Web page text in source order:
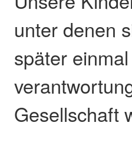
unter denen
später
Gesellschaft